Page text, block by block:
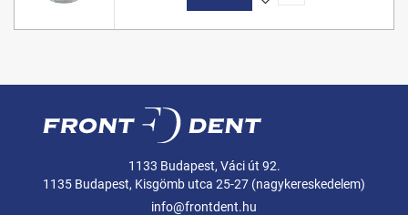
1133 Budapest, Váci út 92.
1135 Budapest, Kisgömb utca 25-27 (nagykereskedelem)
info@frontdent.hu